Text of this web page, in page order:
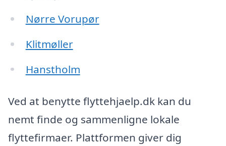
Nørre Vorupør
Klitmøller
Hanstholm
Ved at benytte flyttehjaelp.dk kan du
nemt finde og sammenligne lokale
flyttefirmaer. Plattformen giver dig